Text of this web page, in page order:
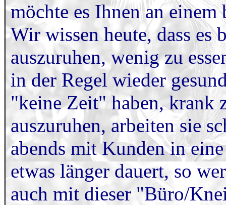
möchte es Ihnen an
Wir wissen heute, dass es
auszuruhen, wenig zu
in der Regel wieder
"keine Zeit" haben, krank
auszuruhen, arbeiten sie
abends mit Kunden in
etwas länger dauert, so
auch mit dieser "Büro/